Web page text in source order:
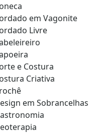
em Vagonite
Livre
e Costura
Criativa
em Sobrancelhas